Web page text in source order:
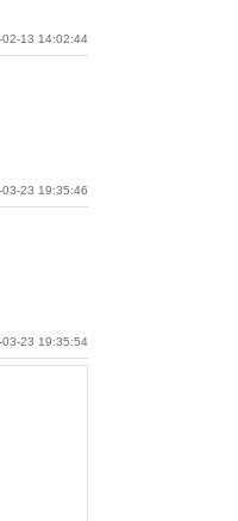
13 14:02:44
23 19:35:46
03-23 19:35:54